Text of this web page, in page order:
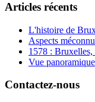
Articles récents
L'histoire de
Aspects
1578 : Bruxelles,
Vue
Contactez-nous